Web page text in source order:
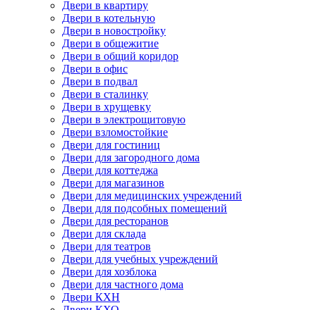
Двери в квартиру
Двери в котельную
Двери в новостройку
Двери в общежитие
Двери в общий коридор
Двери в офис
Двери в подвал
Двери в сталинку
Двери в хрущевку
Двери в электрощитовую
Двери взломостойкие
Двери для гостиниц
Двери для загородного дома
Двери для коттеджа
Двери для магазинов
Двери для медицинских учреждений
Двери для подсобных помещений
Двери для ресторанов
Двери для склада
Двери для театров
Двери для учебных учреждений
Двери для хозблока
Двери для частного дома
Двери КХН